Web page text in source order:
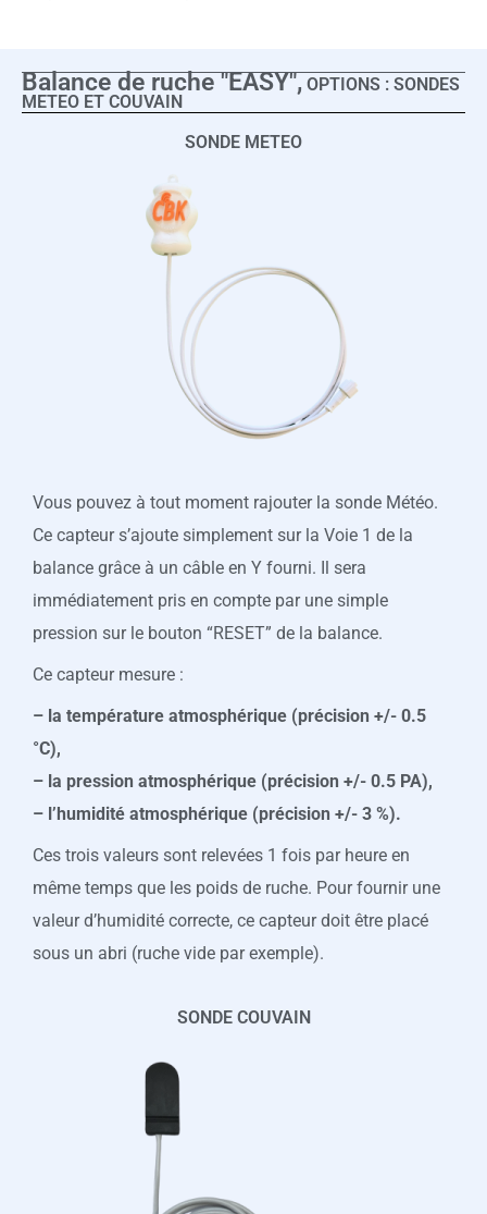
Balance de ruche "EASY", OPTIONS : SONDES
METEO ET COUVAIN
SONDE COUVAIN
SONDE METEO
Vous pouvez à tout moment rajouter la sonde Météo.
Ce capteur s’ajoute simplement sur la Voie 1 de la
balance grâce à un câble en Y fourni. Il sera
immédiatement pris en compte par une simple
pression sur le bouton “RESET” de la balance.
Ce capteur mesure :
– la température atmosphérique (précision +/- 0.5
°C),
– la pression atmosphérique (précision +/- 0.5 PA),
– l’humidité atmosphérique (précision +/- 3 %).
Ces trois valeurs sont relevées 1 fois par heure en
même temps que les poids de ruche. Pour fournir une
valeur d’humidité correcte, ce capteur doit être placé
sous un abri (ruche vide par exemple).